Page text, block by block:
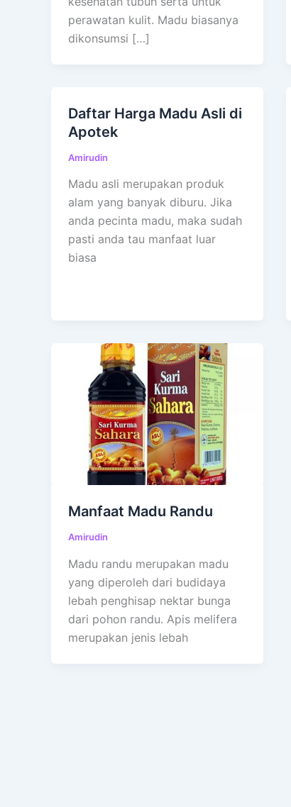
perawatan kulit. Madu biasanya
dikonsumsi […]
Daftar Harga Madu Asli di
Apotek
Amirudin
Madu asli merupakan produk
alam yang banyak diburu. Jika
anda pecinta madu, maka sudah
pasti anda tau manfaat luar
biasa
Manfaat Madu Randu
Amirudin
Madu randu merupakan madu
yang diperoleh dari budidaya
lebah penghisap nektar bunga
dari pohon randu. Apis melifera
merupakan jenis lebah